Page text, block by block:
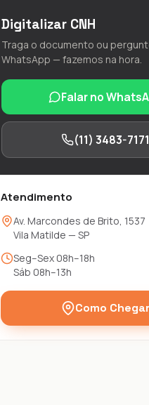
Digitalizar CNH
Traga o documento ou
WhatsApp — fazemos na hora.
Falar no
(11) 3483-7171
Atendimento
Av. Marcondes de Brito, 1537
Vila Matilde — SP
Seg–Sex 08h–18h
Sáb 08h–13h
Como Chegar